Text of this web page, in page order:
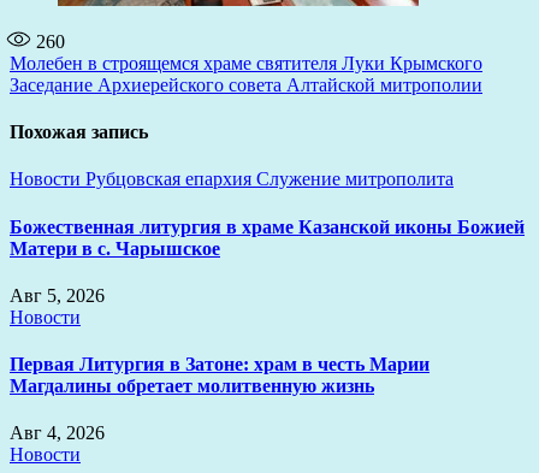
260
Навигация
по
записям
Молебен в строящемся храме святителя Луки Крымского
Заседание Архиерейского совета Алтайской митрополии
Похожая запись
Новости Рубцовская епархия Служение митрополита
Божественная литургия в храме Казанской иконы Божией
Матери в с. Чарышское
Авг 5, 2026
Новости
Первая Литургия в Затоне: храм в честь Марии
Магдалины обретает молитвенную жизнь
Авг 4, 2026
Новости